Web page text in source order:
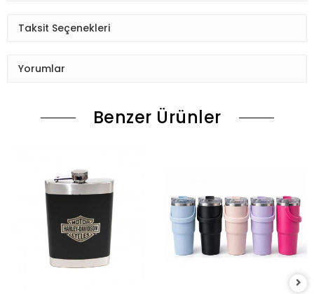
Taksit Seçenekleri
Yorumlar
Benzer Ürünler